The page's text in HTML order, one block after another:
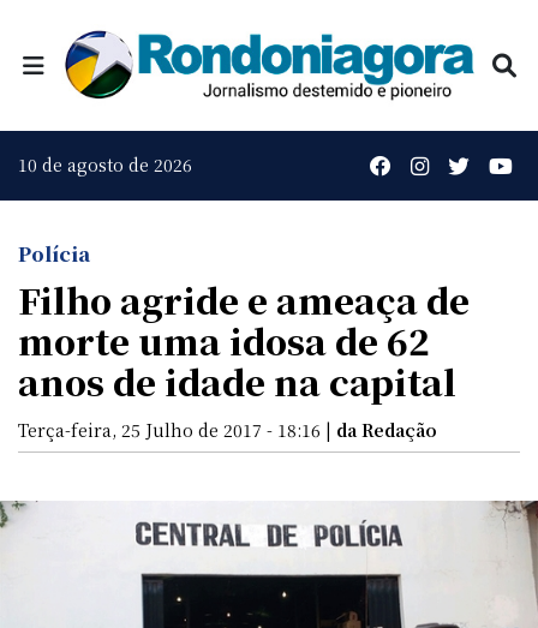
10 de agosto de 2026
Polícia
Filho agride e ameaça de
morte uma idosa de 62
anos de idade na capital
Terça-feira, 25 Julho de 2017 - 18:16 | da Redação